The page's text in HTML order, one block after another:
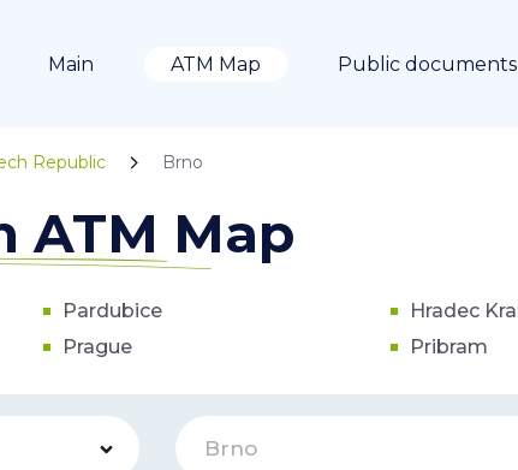
Main ATM Map Public documents
Republic Brno
ATM Map
Pardubice
Prague
Hradec
Pribram
Brno